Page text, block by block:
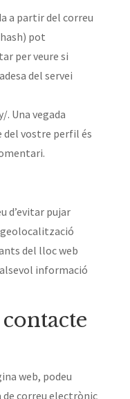
a partir del correu
pot
per veure si
del servei
Una vegada
vostre perfil és
d’evitar pujar
geolocalització
del lloc web
informació
web, podeu
de correu electrònic